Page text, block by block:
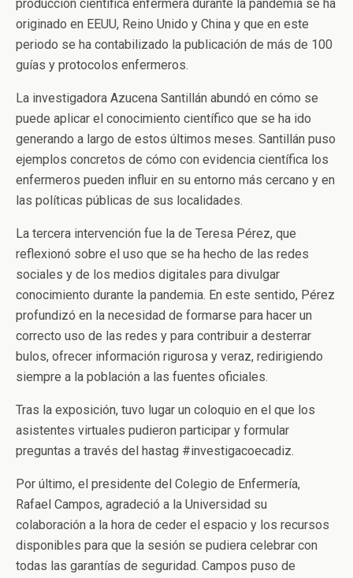
producción científica enfermera durante la pandemia se ha
originado en EEUU, Reino Unido y China y que en este
periodo se ha contabilizado la publicación de más de 100
guías y protocolos enfermeros.
La investigadora Azucena Santillán abundó en cómo se
puede aplicar el conocimiento científico que se ha ido
generando a largo de estos últimos meses. Santillán puso
ejemplos concretos de cómo con evidencia científica los
enfermeros pueden influir en su entorno más cercano y en
las políticas públicas de sus localidades.
La tercera intervención fue la de Teresa Pérez, que
reflexionó sobre el uso que se ha hecho de las redes
sociales y de los medios digitales para divulgar
conocimiento durante la pandemia. En este sentido, Pérez
profundizó en la necesidad de formarse para hacer un
correcto uso de las redes y para contribuir a desterrar
bulos, ofrecer información rigurosa y veraz, redirigiendo
siempre a la población a las fuentes oficiales.
Tras la exposición, tuvo lugar un coloquio en el que los
asistentes virtuales pudieron participar y formular
preguntas a través del hastag #investigacoecadiz.
Por último, el presidente del Colegio de Enfermería,
Rafael Campos, agradeció a la Universidad su
colaboración a la hora de ceder el espacio y los recursos
disponibles para que la sesión se pudiera celebrar con
todas las garantías de seguridad. Campos puso de